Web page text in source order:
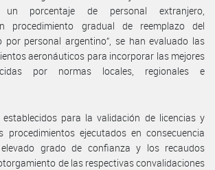
porcentaje de personal extranjero,
procedimiento gradual de reemplazo del
por personal argentino”, se han evaluado las
aeronáuticos para incorporar las mejores
por normas locales, regionales e
para la validación de licencias y
procedimientos ejecutados en consecuencia
grado de confianza y los recaudos
de las respectivas convalidaciones